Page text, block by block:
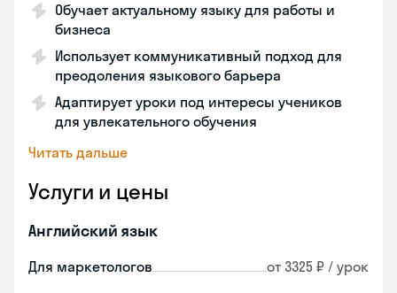
Обучает актуальному языку для работы и
бизнеса
Использует коммуникативный подход для
преодоления языкового барьера
Адаптирует уроки под интересы учеников
для увлекательного обучения
Читать дальше
Услуги и цены
Английский язык
Для маркетологов от 3325 ₽ / урок